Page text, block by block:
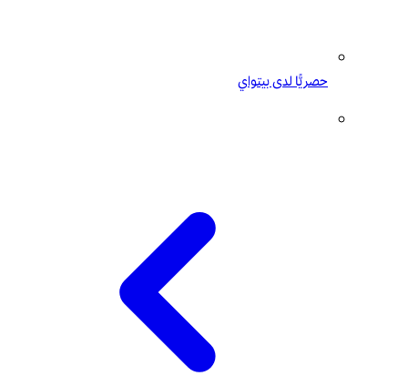
حصريًّا لدى بيتواي